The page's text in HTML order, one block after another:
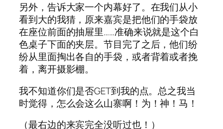
另外，告诉大家一个内幕好了。在我们从小
看到大的我猜，原来嘉宾是把他们的手袋放
在座位前面的抽屉里……准确来说就是这个白
色桌子下面的夹层。节目完了之后，他们纷
纷从里面掏出各自的手袋，或者背着或者挽
着，离开摄影棚。
我不知道你们是否GET到我的点。总之我当
时觉得，怎么会这么山寨啊！为！神！马！
（最右边的来宾完全没听过也！）